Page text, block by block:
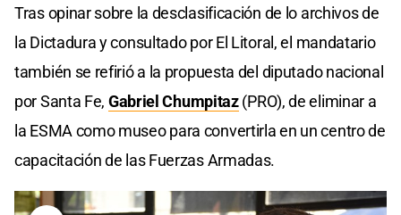
Tras opinar sobre la desclasificación de lo archivos de
la Dictadura y consultado por El Litoral, el mandatario
también se refirió a la propuesta del diputado nacional
por Santa Fe, Gabriel Chumpitaz(PRO), de eliminar a
la ESMA como museo para convertirla en un centro de
capacitación de las Fuerzas Armadas.